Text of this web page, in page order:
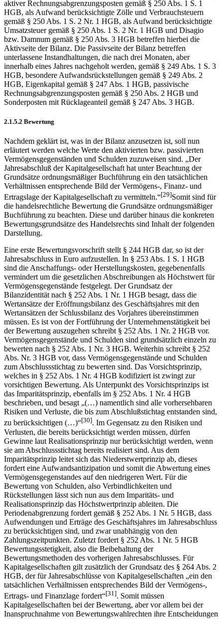
aktiver Rechnungsabgrenzungsposten gemäß § 250 Abs. 1 S. 1
HGB, als Aufwand berücksichtigte Zölle und Verbrauchsteuern
gemäß § 250 Abs. 1 S. 2 Nr. 1 HGB, als Aufwand berücksichtigte
Umsatzsteuer gemäß § 250 Abs. 1 S. 2 Nr. 1 HGB und Disagio
bzw. Damnum gemäß § 250 Abs. 3 HGB betreffen hierbei die
Aktivseite der Bilanz. Die Passivseite der Bilanz betreffen
unterlassene Instand­haltungen, die nach drei Monaten, aber
innerhalb eines Jahres nachgeholt werden, gemäß § 249 Abs. 1 S. 3
HGB, besondere Aufwandsrückstellungen gemäß § 249 Abs. 2
HGB, Eigenkapital gemäß § 247 Abs. 1 HGB, passivische
Rechnungs­abgrenzungsposten gemäß § 250 Abs. 2 HGB und
Sonderposten mit Rücklageanteil gemäß § 247 Abs. 3 HGB.
2.1.5.2 Bewertung
Nachdem geklärt ist, was in der Bilanz anzusetzen ist, soll nun
erläutert werden welche Werte den aktivierten bzw. passivierten
Vermögensgegenständen und Schulden zuzu­weisen sind. „Der
Jahresabschluß der Kapitalgesellschaft hat unter Beachtung der
Grundsätze ordnungsmäßiger Buchführung ein den tatsächlichen
Verhältnissen entsprechende Bild der Vermögens-, Finanz- und
Ertragslage der Kapitalgesellschaft zu vermitteln.“[29]Somit sind für
die handelsrechtliche Bewertung die Grundsätze ordnungsmäßiger
Buchführung zu beachten. Diese und darüber hinaus die konkreten
Bewertungsgrundsätze des Handelsrechts sind Inhalt der folgenden
Darstellung.
Eine erste Bewertungsvorschrift stellt § 244 HGB dar, so ist der
Jahresabschluss in Euro aufzustellen. In § 253 Abs. 1 S. 1 HGB
sind die Anschaffungs- oder Herstellungskosten, gegebenenfalls
vermindert um die gesetzlichen Abschreibungen als Höchstwert für
Vermögensgegenstände festgelegt. Der Grundsatz der
Bilanzidentität nach § 252 Abs. 1 Nr. 1 HGB besagt, dass die
Wertansätze der Eröffnungsbilanz des Geschäftsjahres mit den
Wertansätzen der Schlussbilanz des Vorjahres übereinstimmen
müssen. Es ist von der Fortführung der Unternehmenstätigkeit bei
der Bewertung auszugehen schreibt § 252 Abs. 1 Nr. 2 HGB vor.
Vermögensgegenstände und Schulden sind grundsätzlich einzeln zu
bewerten nach § 252 Abs. 1 Nr. 3 HGB. Weiterhin schreibt § 252
Abs. Nr. 3 HGB vor, dass Vermögensgegenstände und Schulden
zum Abschlussstichtag zu bewerten sind. Das Vorsichtsprinzip,
welches in § 252 Abs. 1 Nr. 4 HGB kodifiziert ist zwingt zur
vorsichtigen Bewertung. Als Unterpunkt des Vorsichtsprinzips ist
das Imparitätsprinzip, ebenfalls im § 252 Abs. 1 Nr. 4 HGB
beschrieben, und besagt „(…) namentlich sind alle vorhersehbaren
Risiken und Verluste, die bis zum Abschluß­stichtag entstanden sind,
zu berücksichtigen (…)“[30]. Im Gegensatz zu den Risiken und
Verlusten, die bereits berücksichtigt werden müssen, dürfen
Gewinne laut Realisations­prinzip nur berücksichtigt werden, wenn
sie am Abschlussstichtag bereits realisiert sind. Aus dem
Imparitätsprinzip leitet sich das Niederstwertprinzip ab, dieses
fordert eine Aufwandsantizipation und somit die Abwertung eines
Vermögensgegenstandes auf den niedrigeren Wert. Für die
Bewertung von Schulden, also Verbindlichkeiten und
Rückstellungen lässt sich nun aus dem Imparitäts- und
Realisationsprinzip das Höchstwertprinzip ableiten. Die
Periodenabgrenzung fordert gemäß § 252 Abs. 1 Nr. 5 HGB, dass
Aufwendungen und Erträge des Geschäftsjahres im Jahresabschluss
zu berücksichtigen sind, und zwar unabhängig von den
Zahlungszeitpunkten. Zuletzt fordert § 252 Abs. 1 Nr. 5 HGB
Bewertungsstetigkeit, also die Beibehaltung der
Bewertungsmethoden des vorherigen Jahresabschlusses. Für
Kapitalgesellschaften gilt zusätzlich der Grundsatz des § 264 Abs. 2
HGB, der für Jahresabschlüsse von Kapitalgesellschaften „ein den
tatsächlichen Verhältnissen entsprechendes Bild der Vermögens-,
Ertrags- und Finanzlage fordert“[31]. Somit müssen
Kapitalgesellschaften bei der Bewertung, aber vor allem bei der
Inanspruchnahme von Bewertungswahl­rechten ihre Entscheidungen